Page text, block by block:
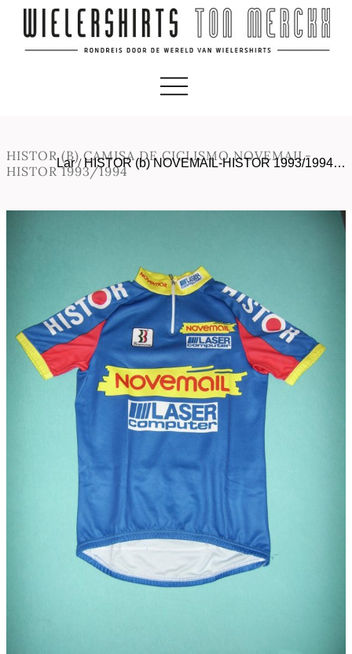
HISTOR (B) CAMISA DE CICLISMO NOVEMAIL-
HISTOR 1993/1994
Lar/HISTOR (b) NOVEMAIL-HISTOR 1993/1994…